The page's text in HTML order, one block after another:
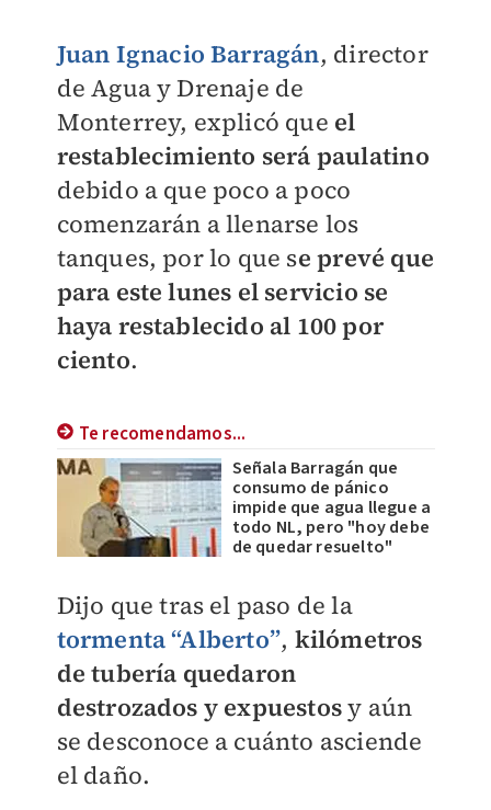
Juan Ignacio Barragán, director
de Agua y Drenaje de
Monterrey, explicó que el
restablecimiento será paulatino
debido a que poco a poco
comenzarán a llenarse los
tanques, por lo que se prevé que
para este lunes el servicio se
haya restablecido al 100 por
ciento.
Te recomendamos...
Señala Barragán que
consumo de pánico
impide que agua llegue a
todo NL, pero "hoy debe
de quedar resuelto"
Dijo que tras el paso de la
tormenta “Alberto”, kilómetros
de tubería quedaron
destrozados y expuestosy aún
se desconoce a cuánto asciende
el daño.